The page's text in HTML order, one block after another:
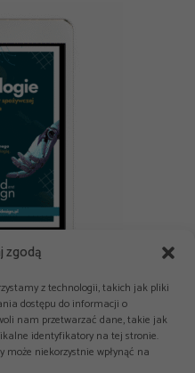
zgodą
z technologii, takich jak pliki
dostępu do informacji o
nam przetwarzać dane, takie jak
identyfikatory na tej stronie.
może niekorzystnie wpłynąć na
spożywczej i HoReCa